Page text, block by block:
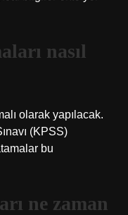
nasıl
olarak yapılacak.
(KPSS)
bu
ne zaman